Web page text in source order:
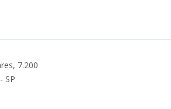
7.200
SP